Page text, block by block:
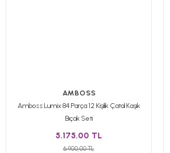
AMBOSS
Amboss Lumix 84 Parça 12 Kişilik Çatal Kaşık
Bıçak Seti
5.175,00 TL
6.900,00 TL